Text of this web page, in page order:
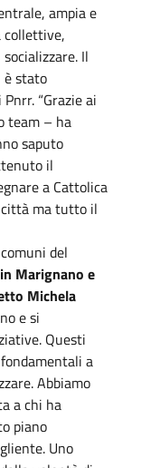
ampia e
collettive,
Il
è stato
“Grazie ai
team – ha
saputo
il
a Cattolica
città ma tutto il
del
Marignano e
Michela
e si
Questi
a
Abbiamo
a chi ha
piano
Uno